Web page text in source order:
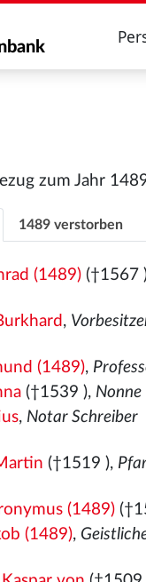
zum Jahr
1489 verstorben
(1489) (†1567
,
(1489),
(†1539 ), Nonne
, Notar Schreiber
(†1519 ),
(1489)
(1489),